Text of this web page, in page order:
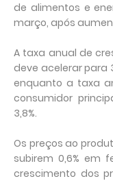
de alimentos e
março, após
A taxa anual de
deve acelerar para
enquanto a taxa
consumidor
3,8%.
Os preços ao
subirem 0,6% em
crescimento dos